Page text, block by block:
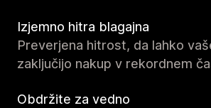
Izjemno hitra blagajna
Preverjena hitrost, da lahko
zaključijo nakup v rekordnem
Obdržite za vedno